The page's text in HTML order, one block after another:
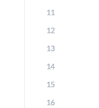
11
12
13
14
15
16